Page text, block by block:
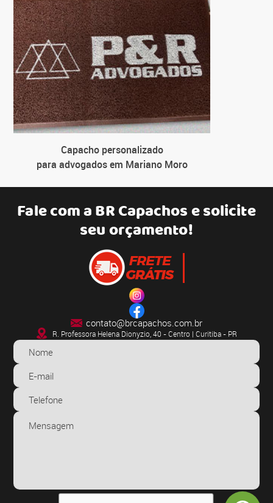
Capacho personalizado
para advogados em Mariano Moro
Fale com aBR Capachose solicite
seu orçamento!
contato@brcapachos.com.br
R. Professora Helena Dionyzio, 40 - Centro | Curitiba - PR